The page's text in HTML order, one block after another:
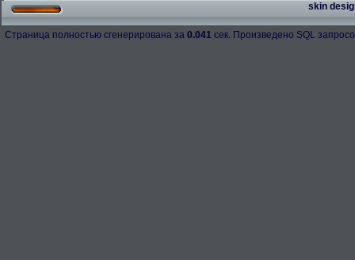
skin
Страница полностью сгенерирована за 0.041 сек. Произведено SQL